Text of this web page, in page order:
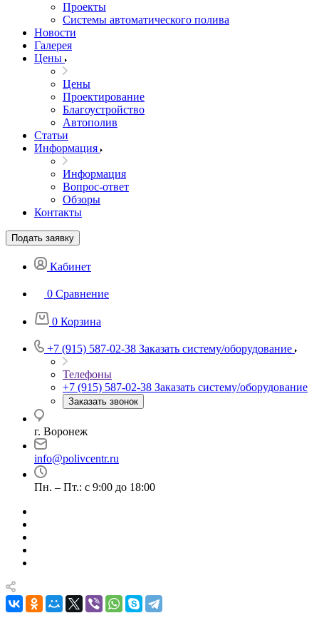
Проекты
Системы автоматического полива
Новости
Галерея
Цены
Цены
Проектирование
Благоустройство
Автополив
Статьи
Информация
Информация
Вопрос-ответ
Обзоры
Контакты
Подать заявку
Кабинет
0 Сравнение
0 Корзина
+7 (915) 587-02-38 Заказать систему/оборудование
Телефоны
+7 (915) 587-02-38 Заказать систему/оборудование
Заказать звонок
г. Воронеж
info@polivcentr.ru
Пн. – Пт.: с 9:00 до 18:00